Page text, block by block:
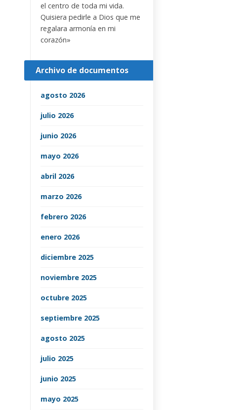
el centro de toda mi vida.
Quisiera pedirle a Dios que me
regalara armonía en mi
corazón»
Archivo de documentos
agosto 2026
julio 2026
junio 2026
mayo 2026
abril 2026
marzo 2026
febrero 2026
enero 2026
diciembre 2025
noviembre 2025
octubre 2025
septiembre 2025
agosto 2025
julio 2025
junio 2025
mayo 2025